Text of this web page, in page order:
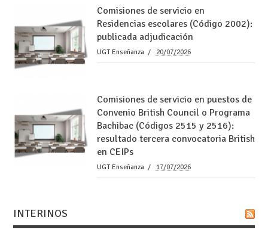
Comisiones de servicio en
Residencias escolares (Código 2002):
publicada adjudicación
UGT Enseñanza 20/07/2026
Comisiones de servicio en puestos de
Convenio British Council o Programa
Bachibac (Códigos 2515 y 2516):
resultado tercera convocatoria British
en CEIPs
UGT Enseñanza 17/07/2026
INTERINOS